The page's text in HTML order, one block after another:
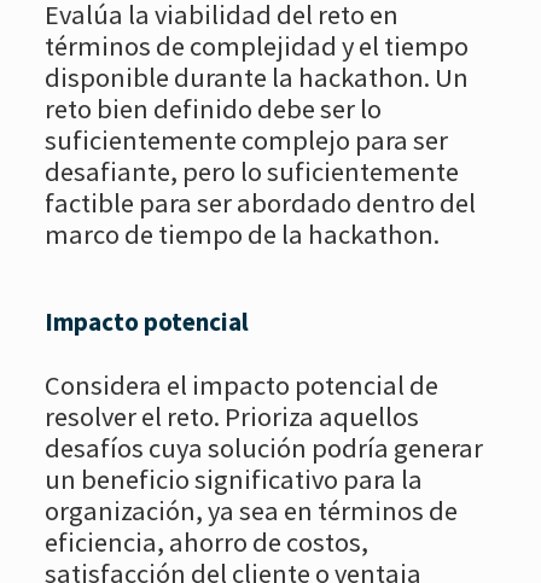
Evalúa la viabilidad del reto en
términos de complejidad y el tiempo
disponible durante la hackathon. Un
reto bien definido debe ser lo
suficientemente complejo para ser
desafiante, pero lo suficientemente
factible para ser abordado dentro del
marco de tiempo de la hackathon.
Impacto potencial
Considera el impacto potencial de
resolver el reto. Prioriza aquellos
desafíos cuya solución podría generar
un beneficio significativo para la
organización, ya sea en términos de
eficiencia, ahorro de costos,
satisfacción del cliente o ventaja